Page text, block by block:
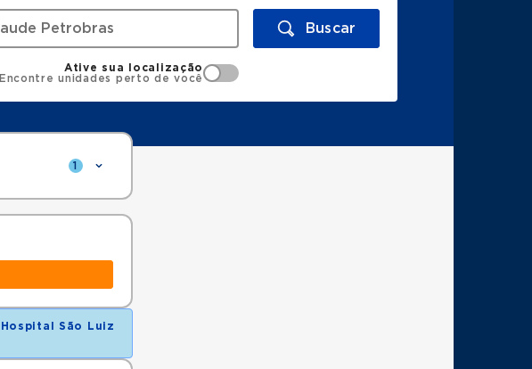
Buscar
Ative sua localização
Encontre unidades perto de você
1
Hospital São Luiz